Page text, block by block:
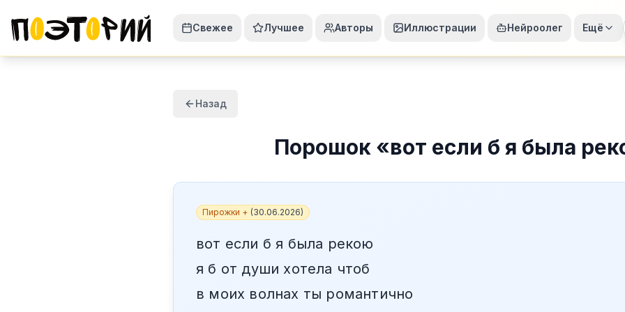
Свежее Лучшее Авторы Иллюстрации Нейроолег Ещё
Назад
Порошок «вот если б я была
Пирожки + (30.06.2026)
вот если б я была рекою
я б от души хотела чтоб
в моих волнах ты романтично